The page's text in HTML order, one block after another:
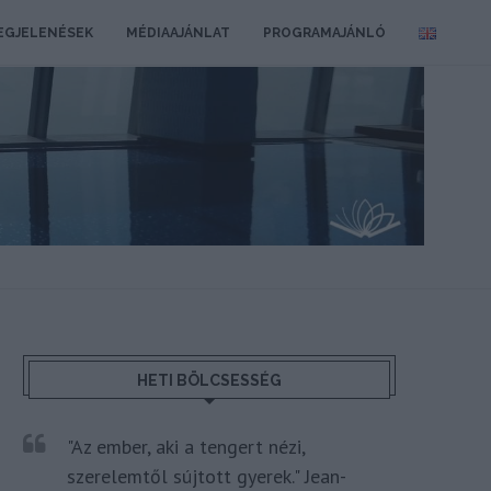
MÉDIAAJÁNLAT PROGRAMAJÁNLÓ
HETI BÖLCSESSÉG
"Az ember, aki a tengert nézi,
szerelemtől sújtott gyerek." Jean-